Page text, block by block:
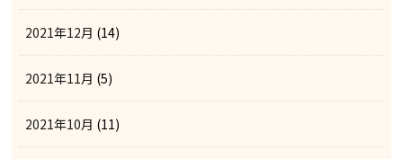
2021年12月 (14)
2021年11月 (5)
2021年10月 (11)